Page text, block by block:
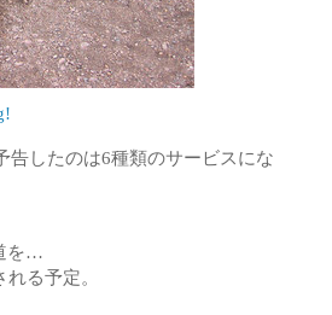
告したのは6種類のサービスにな
を…
る予定。